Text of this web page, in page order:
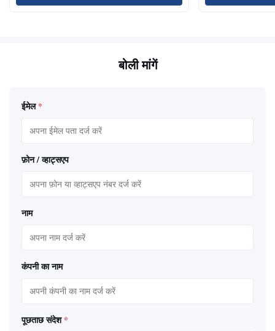
बोली मांगें
ईमेल *
फ़ोन / व्हाट्सएप
नाम
कंपनी का नाम
पूछताछ संदेश *